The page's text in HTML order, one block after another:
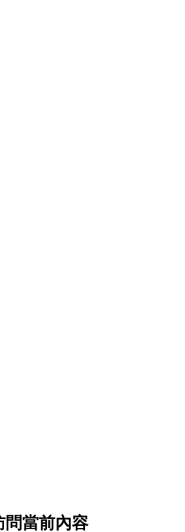
問當前內容